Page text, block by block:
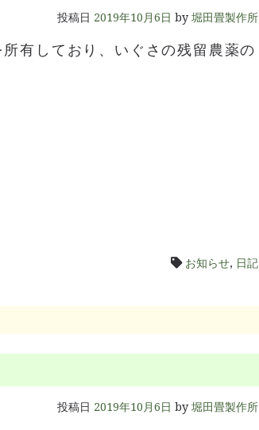
投稿日 2019年10月6日 by 堀田畳製作所
有しており、いぐさの残留農薬の
お知らせ, 日記
投稿日 2019年10月6日 by 堀田畳製作所